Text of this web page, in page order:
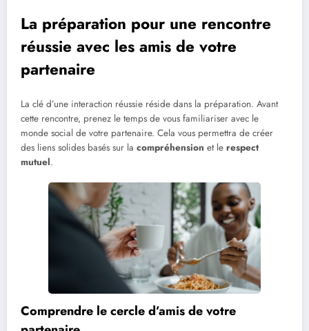
La préparation pour une rencontre
réussie avec les amis de votre
partenaire
La clé d’une interaction réussie réside dans la préparation. Avant
cette rencontre, prenez le temps de vous familiariser avec le
monde social de votre partenaire. Cela vous permettra de créer
des liens solides basés sur la compréhension et le respect
mutuel.
Comprendre le cercle d’amis de votre